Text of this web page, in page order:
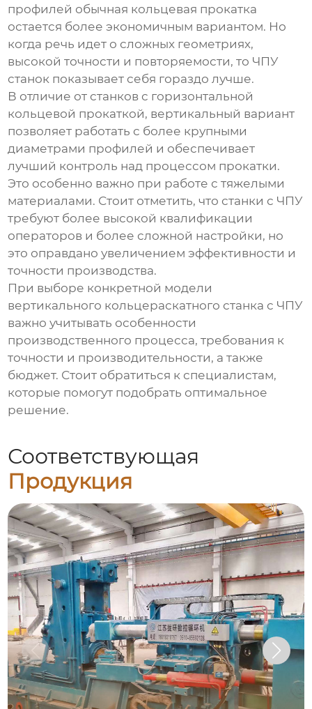
профилей обычная кольцевая прокатка
остается более экономичным вариантом. Но
когда речь идет о сложных геометриях,
высокой точности и повторяемости, то ЧПУ
станок показывает себя гораздо лучше.
В отличие от станков с горизонтальной
кольцевой прокаткой, вертикальный вариант
позволяет работать с более крупными
диаметрами профилей и обеспечивает
лучший контроль над процессом прокатки.
Это особенно важно при работе с тяжелыми
материалами. Стоит отметить, что станки с ЧПУ
требуют более высокой квалификации
операторов и более сложной настройки, но
это оправдано увеличением эффективности и
точности производства.
При выборе конкретной модели
вертикального кольцераскатного станка с ЧПУ
важно учитывать особенности
производственного процесса, требования к
точности и производительности, а также
бюджет. Стоит обратиться к специалистам,
которые помогут подобрать оптимальное
решение.
Соответствующая
Продукция